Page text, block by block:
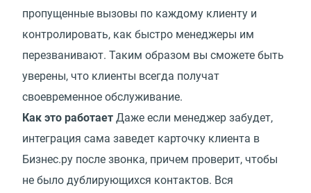
пропущенные вызовы по каждому клиенту и
контролировать, как быстро менеджеры им
перезванивают. Таким образом вы сможете быть
уверены, что клиенты всегда получат
своевременное обслуживание.
Как это работает Даже если менеджер забудет,
интеграция сама заведет карточку клиента в
Бизнес.ру после звонка, причем проверит, чтобы
не было дублирующихся контактов. Вся